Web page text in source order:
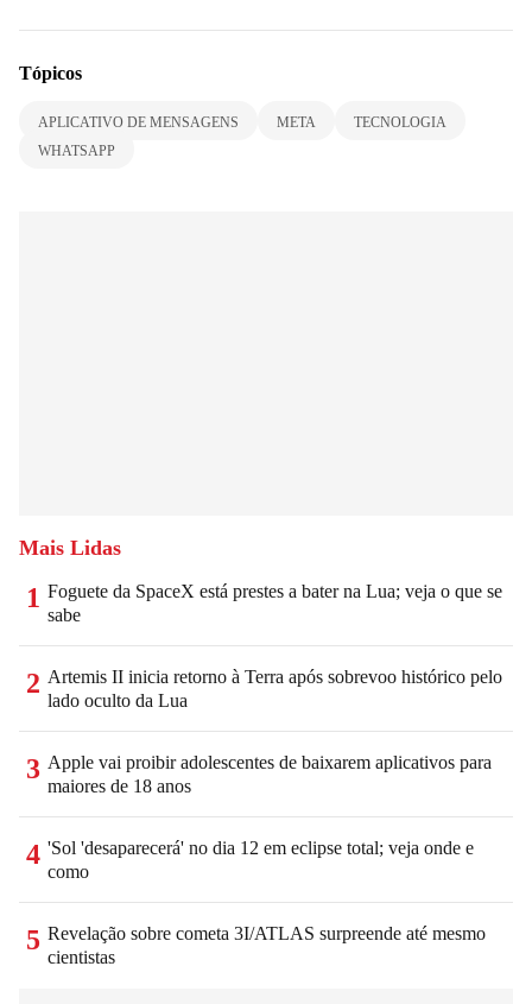
Tópicos
APLICATIVO DE MENSAGENS META
TECNOLOGIA
WHATSAPP
Mais Lidas
1 Foguete da SpaceX está prestes a bater na Lua; veja o que se
sabe
2 Artemis II inicia retorno à Terra após sobrevoo histórico pelo
lado oculto da Lua
3 Apple vai proibir adolescentes de baixarem aplicativos para
maiores de 18 anos
4 'Sol 'desaparecerá' no dia 12 em eclipse total; veja onde e
como
5 Revelação sobre cometa 3I/ATLAS surpreende até mesmo
cientistas